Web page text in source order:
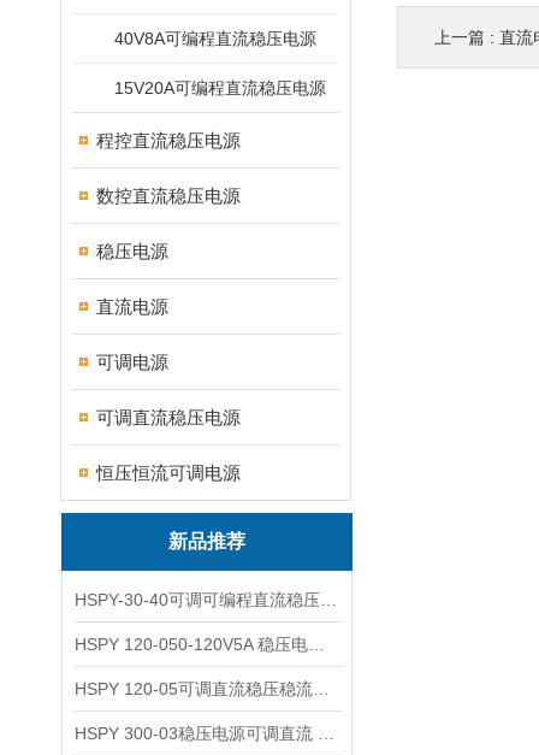
40V8A可编程直流稳压电源
15V20A可编程直流稳压电源
程控直流稳压电源
数控直流稳压电源
稳压电源
直流电源
可调电源
可调直流稳压电源
恒压恒流可调电源
新品推荐
上一篇 : 直流